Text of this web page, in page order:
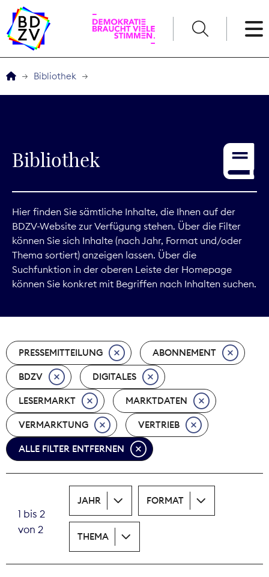
Service
Digitales
Kommunikation
Marktdaten
Nachhaltigkeit
Nachwuchs
Nova Award
Pressefreiheit
Print
Recht
Tarifpolitik
Theodor-Wolff-Preis
Bibliothek
Bibliothek
Hier finden Sie sämtliche Inhalte, die Ihnen auf der
BDZV-Website zur Verfügung stehen. Über die Filter
können Sie sich Inhalte (nach Jahr, Format und/oder
Thema sortiert) anzeigen lassen. Über die
Suchfunktion in der oberen Leiste der Homepage
können Sie konkret mit Begriffen nach Inhalten suchen.
PRESSEMITTEILUNG ABONNEMENT
BDZV DIGITALES
LESERMARKT MARKTDATEN
VERMARKTUNG VERTRIEB
ALLE FILTER ENTFERNEN
1 bis 2
von 2
JAHR FORMAT
THEMA